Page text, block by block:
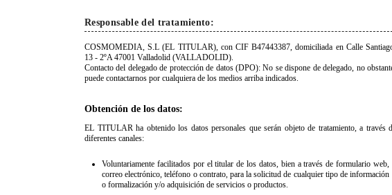
Responsable del tratamiento:
COSMOMEDIA, S.L (EL TITULAR), con CIF B47443387, domiciliada en Calle
13 - 2ºA 47001 Valladolid (VALLADOLID).
Contacto del delegado de protección de datos (DPO): No se dispone de delegado, no
puede contactarnos por cualquiera de los medios arriba indicados.
Obtención de los datos:
EL TITULAR ha obtenido los datos personales que serán objeto de tratamiento, a través
diferentes canales:
Voluntariamente facilitados por el titular de los datos, bien a través de formulario web,
correo electrónico, teléfono o contrato, para la solicitud de cualquier tipo de información
o formalización y/o adquisición de servicios o productos.